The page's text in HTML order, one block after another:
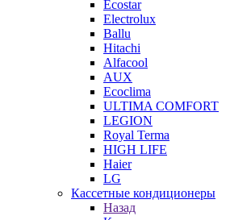
Ecostar
Electrolux
Ballu
Hitachi
Alfacool
AUX
Ecoclima
ULTIMA COMFORT
LEGION
Royal Terma
HIGH LIFE
Haier
LG
Кассетные кондиционеры
Назад